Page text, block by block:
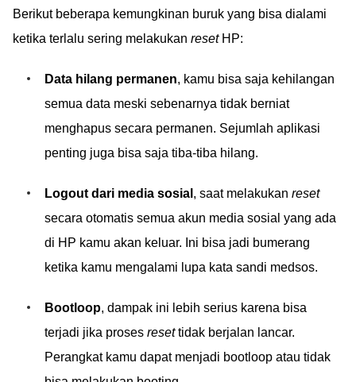
Berikut beberapa kemungkinan buruk yang bisa dialami
ketika terlalu sering melakukan resetHP:
Data hilang permanen, kamu bisa saja kehilangan
semua data meski sebenarnya tidak berniat
menghapus secara permanen. Sejumlah aplikasi
penting juga bisa saja tiba-tiba hilang.
Logout dari media sosial , saat melakukan reset
secara otomatis semua akun media sosial yang ada
di HP kamu akan keluar. Ini bisa jadi bumerang
ketika kamu mengalami lupa kata sandi medsos.
Bootloop, dampak ini lebih serius karena bisa
terjadi jika proses resettidak berjalan lancar.
Perangkat kamu dapat menjadi bootloop atau tidak